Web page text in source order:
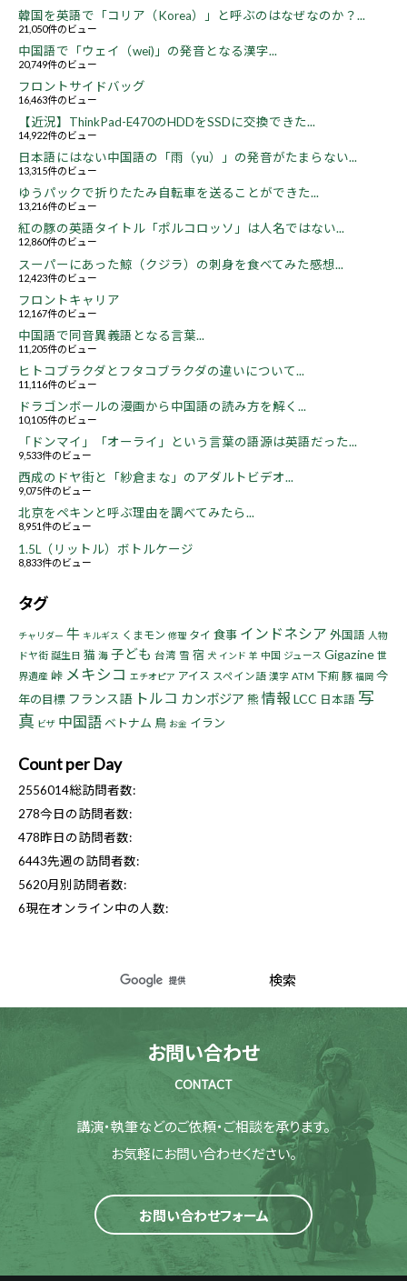
韓国を英語で「コリア（Korea）」と呼ぶのはなぜなのか？...
21,050件のビュー
中国語で「ウェイ（wei)」の発音となる漢字...
20,749件のビュー
フロントサイドバッグ
16,463件のビュー
【近況】ThinkPad-E470のHDDをSSDに交換できた...
14,922件のビュー
日本語にはない中国語の「雨（yu）」の発音がたまらない...
13,315件のビュー
ゆうパックで折りたたみ自転車を送ることができた...
13,216件のビュー
紅の豚の英語タイトル「ポルコロッソ」は人名ではない...
12,860件のビュー
スーパーにあった鯨（クジラ）の刺身を食べてみた感想...
12,423件のビュー
フロントキャリア
12,167件のビュー
中国語で同音異義語となる言葉...
11,205件のビュー
ヒトコブラクダとフタコブラクダの違いについて...
11,116件のビュー
ドラゴンボールの漫画から中国語の読み方を解く...
10,105件のビュー
「ドンマイ」「オーライ」という言葉の語源は英語だった...
9,533件のビュー
西成のドヤ街と「紗倉まな」のアダルトビデオ...
9,075件のビュー
北京をペキンと呼ぶ理由を調べてみたら...
8,951件のビュー
1.5L（リットル）ボトルケージ
8,833件のビュー
タグ
チャリダー 牛 キルギス くまモン 修理 タイ 食事 インドネシア 外国語 人物
ドヤ街 誕生日 猫 海 子ども 台湾 雪 宿 犬 インド 羊 中国 ジュース Gigazine 世
界遺産 峠 メキシコ エチオピア アイス スペイン語 漢字 ATM 下痢 豚 福岡 今
年の目標 フランス語 トルコ カンボジア 熊情報 LCC 日本語 写
真 ビザ 中国語 ベトナム 鳥 お金 イラン
Count per Day
2556014総訪問者数:
278今日の訪問者数:
478昨日の訪問者数:
6443先週の訪問者数:
5620月別訪問者数:
6現在オンライン中の人数:
お問い合わせ
CONTACT
講演・執筆などのご依頼・ご相談を承ります。
お気軽にお問い合わせください。
お問い合わせフォーム